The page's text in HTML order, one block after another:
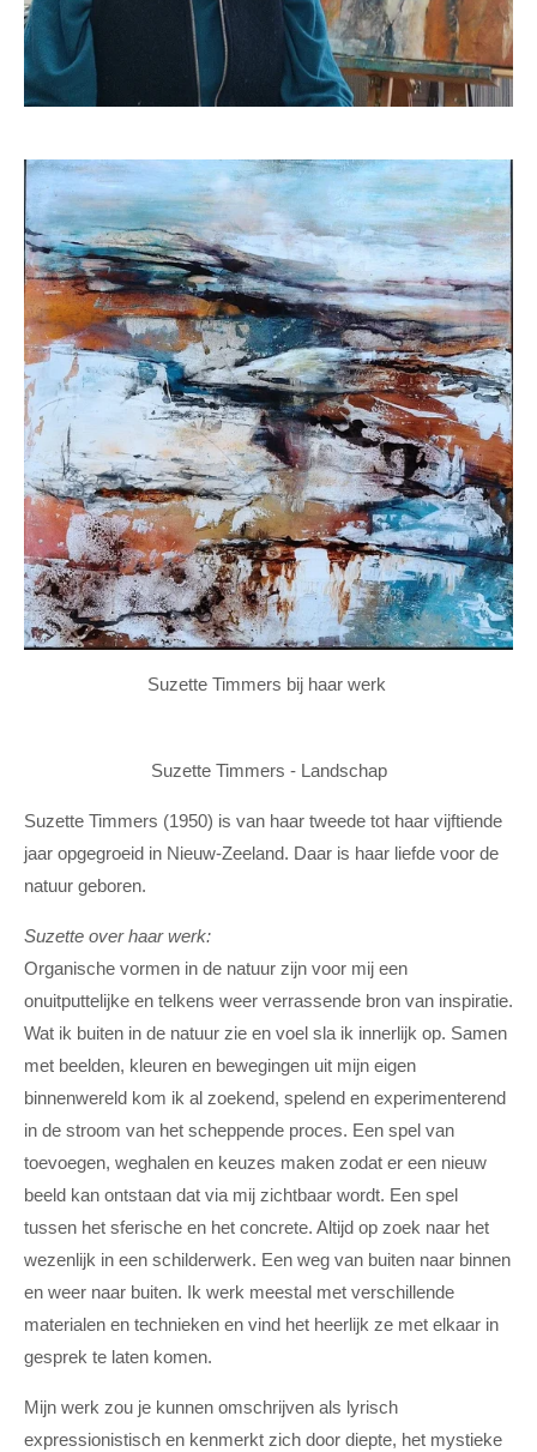
Suzette Timmers bij haar werk
Suzette Timmers - Landschap
Suzette Timmers (1950) is van haar tweede tot haar vijftiende
jaar opgegroeid in Nieuw-Zeeland. Daar is haar liefde voor de
natuur geboren.
Suzette over haar werk:
Organische vormen in de natuur zijn voor mij een
onuitputtelijke en telkens weer verrassende bron van inspiratie.
Wat ik buiten in de natuur zie en voel sla ik innerlijk op. Samen
met beelden, kleuren en bewegingen uit mijn eigen
binnenwereld kom ik al zoekend, spelend en experimenterend
in de stroom van het scheppende proces. Een spel van
toevoegen, weghalen en keuzes maken zodat er een nieuw
beeld kan ontstaan dat via mij zichtbaar wordt. Een spel
tussen het sferische en het concrete. Altijd op zoek naar het
wezenlijk in een schilderwerk. Een weg van buiten naar binnen
en weer naar buiten. Ik werk meestal met verschillende
materialen en technieken en vind het heerlijk ze met elkaar in
gesprek te laten komen.
Mijn werk zou je kunnen omschrijven als lyrisch
expressionistisch en kenmerkt zich door diepte, het mystieke